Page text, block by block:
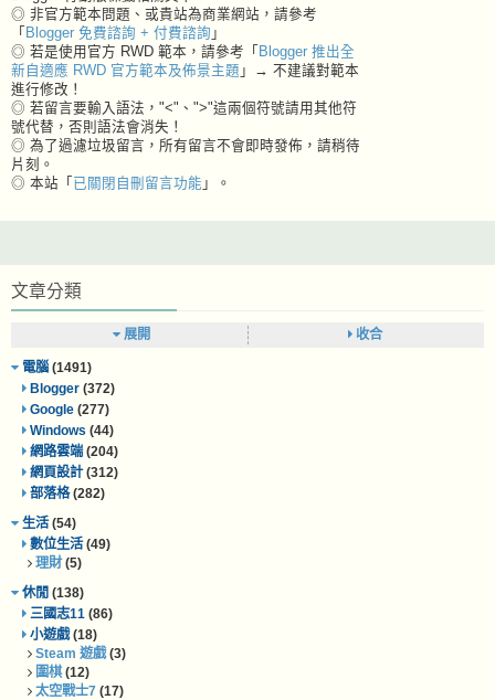
◎ 非官方範本問題、或貴站為商業網站，請參考
「 Blogger 免費諮詢 + 付費諮詢 」
◎ 若是使用官方 RWD 範本，請參考「 Blogger 推出全
新自適應 RWD 官方範本及佈景主題 」→ 不建議對範本
進行修改！
◎ 若留言要輸入語法，"<"、">"這兩個符號請用其他符
號代替，否則語法會消失！
◎ 為了過濾垃圾留言，所有留言不會即時發佈，請稍待
片刻。
◎ 本站「 已關閉自刪留言功能 」。
文章分類
展開 收合
電腦 (1491)
Blogger (372)
Google (277)
Windows (44)
網路雲端(204)
網頁設計(312)
部落格(282)
生活(54)
數位生活(49)
理財(5)
休閒 (138)
三國志11 (86)
小遊戲(18)
Steam 遊戲(3)
圍棋(12)
太空戰士7 (17)